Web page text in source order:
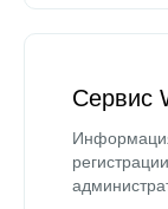
Сервис